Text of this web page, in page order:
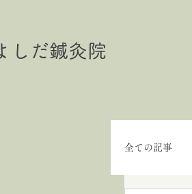
しだ鍼灸院
全ての記事